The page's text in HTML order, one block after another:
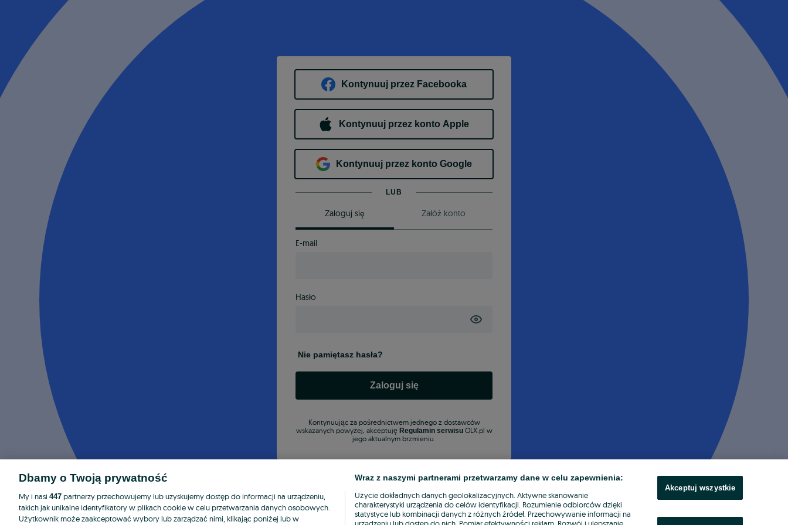
Kontynuuj przez Facebooka
Kontynuuj przez konto Apple
Kontynuuj przez konto Google
LUB
Zaloguj się Załóż konto
E-mail
Hasło
Nie pamiętasz hasła?
Zaloguj się
Kontynuując za pośrednictwem jednego z dostawców
wskazanych powyżej, akceptuję Regulamin serwisuOLX.pl w
jego aktualnym brzmieniu.
Dbamy o Twoją prywatność
My i nasi 447 partnerzy przechowujemy lub uzyskujemy dostęp do informacji na urządzeniu,
takich jak unikalne identyfikatory w plikach cookie w celu przetwarzania danych osobowych.
Użytkownik może zaakceptować wybory lub zarządzać nimi, klikając poniżej lub w
Wraz z naszymi partnerami przetwarzamy dane w celu zapewnienia:
Użycie dokładnych danych geolokalizacyjnych. Aktywne skanowanie
charakterystyki urządzenia do celów identyfikacji. Rozumienie odbiorców dzięki
statystyce lub kombinacji danych z różnych źródeł. Przechowywanie informacji na
Akceptuj wszystkie